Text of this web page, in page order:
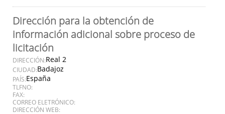
Dirección para la obtención de
información adicional sobre proceso de
licitación
DIRECCIÓN:Real 2
CIUDAD:Badajoz
PAÍS:España
TLFNO:
FAX:
CORREO ELETRÓNICO:
DIRECCIÓN WEB: